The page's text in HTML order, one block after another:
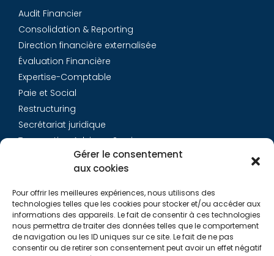
Gérer le consentement
aux cookies
Pour offrir les meilleures expériences, nous utilisons des
technologies telles que les cookies pour stocker et/ou accéder aux
informations des appareils. Le fait de consentir à ces technologies
nous permettra de traiter des données telles que le comportement
de navigation ou les ID uniques sur ce site. Le fait de ne pas
consentir ou de retirer son consentement peut avoir un effet négatif
Audit Financier
Consolidation & Reporting
Direction financière externalisée
Évaluation Financière
Expertise-Comptable
Paie et Social
Restructuring
Secrétariat juridique
Transaction Advisory Services
Équipe
Carrières
Contact